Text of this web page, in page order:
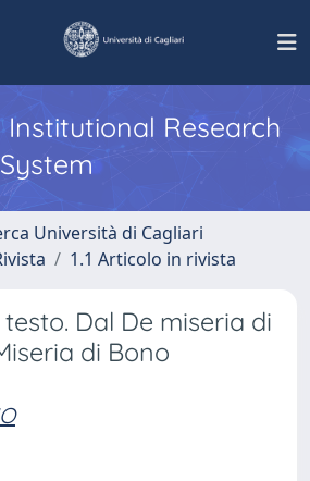
Institutional Research
Università di Cagliari
1.1 Articolo in rivista
Dal De miseria di
di Bono